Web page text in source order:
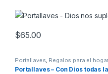
$65.00
Portallaves, Regalos para el hogar
Portallaves – Con Dios todas